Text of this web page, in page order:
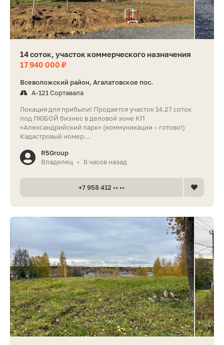
14 соток, участок коммерческого назначения
17 940 000 ₽
Всеволожский район, Агалатовское пос.
А-121 Сортавала
Локация для прибыли! Продается участок 14.27 соток
под ЛЮБОЙ бизнес в деловой зоне КП
«Александрийский парк» (коммуникации – готово!)
Кадастровый номер...
R5Group
Владелец
• 8 часов назад
+7 958 412 •• ••